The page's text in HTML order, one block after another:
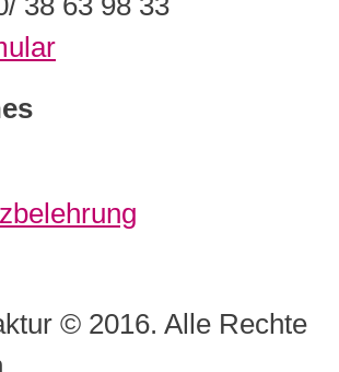
© 2016. Alle Rechte